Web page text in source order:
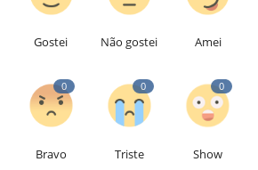
Gostei Não gostei Amei
0
Bravo
0
Triste
0
Show